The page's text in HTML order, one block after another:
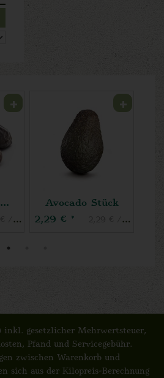
Datteln Medjoul
0,60 € / Stk (1 Stück ca. 20g)
Avocado Stück
2,29 €
* 2,29 € /
inkl. gesetzlicher Mehrwertsteuer,
Pfand und Servicegebühr.
zwischen Warenkorb und
sich aus der Kilopreis-Berechnung